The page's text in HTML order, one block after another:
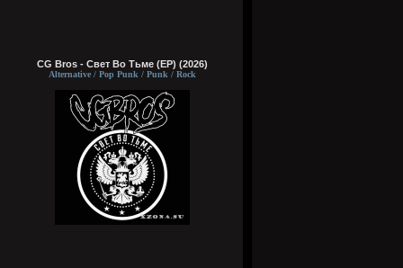
CG Bros - Свет Во Тьме (EP) (2026)
Alternative / Pop Punk / Punk / Rock